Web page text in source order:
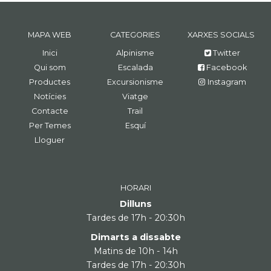
MAPA WEB
Inici
Qui som
Productes
Notícies
Contacte
Per Temes
Lloguer
CATEGORIES
Alpinisme
Escalada
Excursionisme
Viatge
Trail
Esquí
XARXES SOCIALS
Twitter
Facebook
Instagram
HORARI
Dilluns
Tardes de 17h - 20:30h
Dimarts a dissabte
Matins de 10h - 14h
Tardes de 17h - 20:30h